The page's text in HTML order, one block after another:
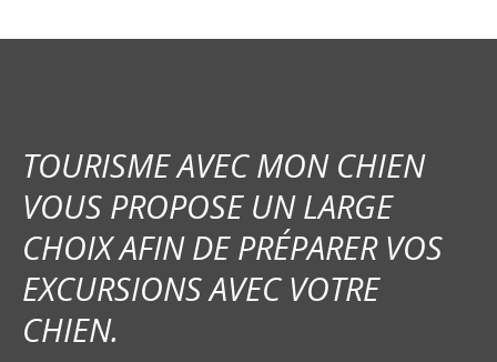
TOURISME AVEC MON CHIEN
VOUS PROPOSE UN LARGE
CHOIX AFIN DE PRÉPARER VOS
EXCURSIONS AVEC VOTRE
CHIEN.